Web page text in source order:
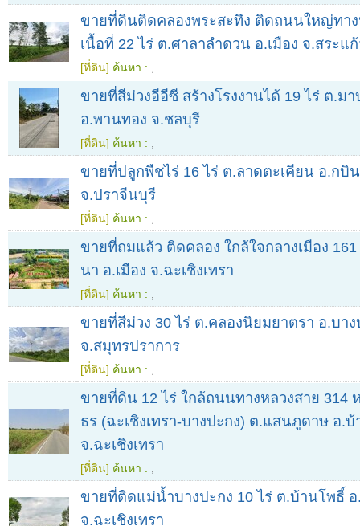
ขายที่ดินติดคลองพระสะทึง ติดถนนใหญ่ทาง
เนื้อที่ 22 ไร่ ต.ศาลาลำดวน อ.เมือง จ.สระแ
[ที่ดิน] ค้นหา :
ขายที่สีม่วงอีอีซี สร้างโรงงานได้ 19 ไร่ ต.มา
อ.พานทอง จ.ชลบุรี
[ที่ดิน] ค้นหา :
ขายที่ปลูกพืชไร่ 16 ไร่ ต.ลาดตะเคียน อ.กบิ
จ.ปราจีนบุรี
[ที่ดิน] ค้นหา :
ขายที่ถมแล้ว ติดคลอง ใกล้ใจกลางเมือง
นา อ.เมือง จ.ฉะเชิงเทรา
[ที่ดิน] ค้นหา :
ขายที่สีม่วง 30 ไร่ ต.คลองนิยมยาตรา อ.บา
จ.สมุทรปราการ
[ที่ดิน] ค้นหา :
ขายที่ดิน 12 ไร่ ใกล้ถนนทางหลวงสาย 314
ธร (ฉะเชิงเทรา-บางปะกง) ต.แสนภูดาษ อ.
จ.ฉะเชิงเทรา
[ที่ดิน] ค้นหา :
ขายที่ติดแม่น้ำบางปะกง 10 ไร่ ต.บ้านโพธิ์
จ.ฉะเชิงเทรา